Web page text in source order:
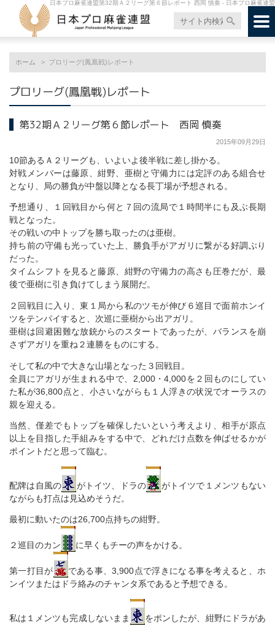
日本プロ麻雀連盟第32期Ａ２リーグ第６節レポート 西岡 慎奏 - 日本プロ麻雀連盟
ホーム プロリーグ(鳳凰戦)レポート
プロリーグ(鳳凰戦)レポート
第32期Ａ２リーグ第６節レポート 西岡 慎奏
2015年09月29日
10節あるＡ２リーグも、いよいよ後半戦に差し掛かる。
対戦メンバーは藤原、紺野、亜樹と守備力には定評のある組合せ
となり、局の勝負が中盤以降となる長丁場が予想される。
予想通り、１回戦目から何と７回の流局で１時間半にも及ぶ長期
戦となった。
その戦いの中トップを勝ち取ったのは亜樹。
持ち前の守備も光っていた上、勝負手がアガリに繋がる好調ぶり
だった。
タイムシフトを見ると藤原、紺野の守備力の高さも圧巻だが、最
後で亜樹に引き負けてしまう展開だ。
２回戦目に入り、東１局から私のツモが伸び６巡目で面前ホンイ
ツをテンパイすると、次巡に亜樹から出アガリ。
亜樹は回避困難な放銃からのスタートであったが、バランスを崩
さずアガリを重ね２連勝をものにする。
そして私の中で大きな山場となった３回戦目。
全員にアガリが生まれる中で、2,000・4,000を２回ものにしてい
た私が36,800点と、小さいながらも１人浮きの状況でオーラスの
親を迎える。
当然、僅差でもトップを確保したいという考えより、相手が原点
以上を目指した手組みをする中で、どれだけ点数を伸ばせるかが
ポイントだと思って臨む。
配牌は自風の がトイツ、ドラの
がトイツで１メンツもない
ながらも打点は見込めそうだ。
最初に動いたのは26,700点持ちの紺野。
２巡目のカン に早くもチーの声をかける。
第一打目が
である事、3,900点で浮きになる事を考えると、ホ
ンイツまたはドラ絡みのチャンタ系であると予想できる。
私は１メンツも完成しないまま
をポンしたが、紺野にドラがあ